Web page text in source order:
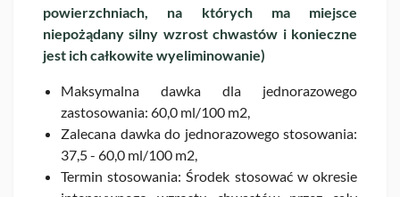
powierzchniach, na których ma miejsce
niepożądany silny wzrost chwastów i konieczne
jest ich całkowite wyeliminowanie)
Maksymalna dawka dla jednorazowego
zastosowania: 60,0 ml/100 m2,
Zalecana dawka do jednorazowego stosowania:
37,5 - 60,0 ml/100 m2,
Termin stosowania: Środek stosować w okresie